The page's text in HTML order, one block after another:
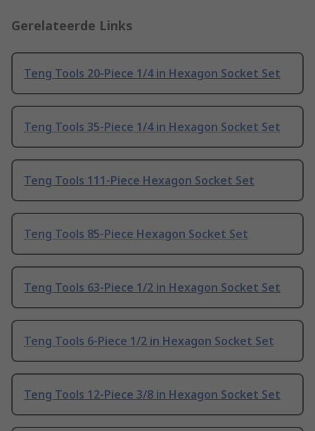
Gerelateerde Links
Teng Tools 20-Piece 1/4 in Hexagon Socket Set
Teng Tools 35-Piece 1/4 in Hexagon Socket Set
Teng Tools 111-Piece Hexagon Socket Set
Teng Tools 85-Piece Hexagon Socket Set
Teng Tools 63-Piece 1/2 in Hexagon Socket Set
Teng Tools 6-Piece 1/2 in Hexagon Socket Set
Teng Tools 12-Piece 3/8 in Hexagon Socket Set